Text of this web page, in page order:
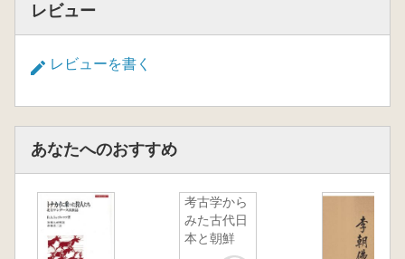
レビュー
レビューを書く
あなたへのおすすめ
考古学から
みた古代日
本と朝鮮